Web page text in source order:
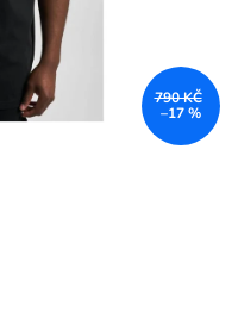
790 KČ
–17 %